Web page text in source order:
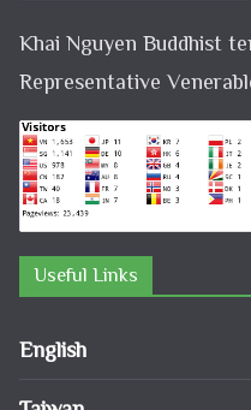
Khai Nguyen Buddhist
Representative
Useful Links
English